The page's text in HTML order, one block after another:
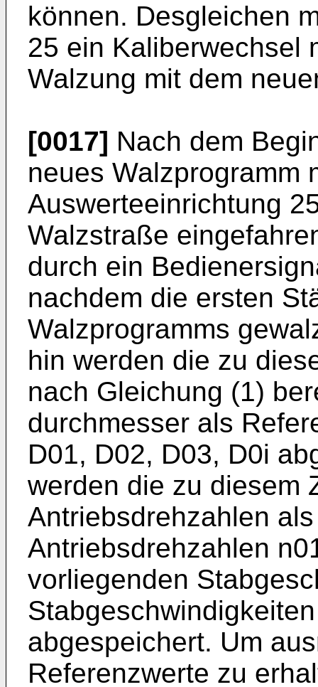
können. Desgleichen
25 ein Kaliberwechsel
Walzung mit dem
[0017] Nach dem
neues Walzprogramm
Auswerteeinrichtung
Walzstraße
durch ein
nachdem die ersten
Walzprogramms
hin werden die zu
nach Gleichung (1)
durchmesser als
D01, D02, D03, D0i
werden die zu diesem
Antriebsdrehzahlen
Antriebsdrehzahlen
vorliegen­den
abgespeichert. Um
Referenzwerte zu